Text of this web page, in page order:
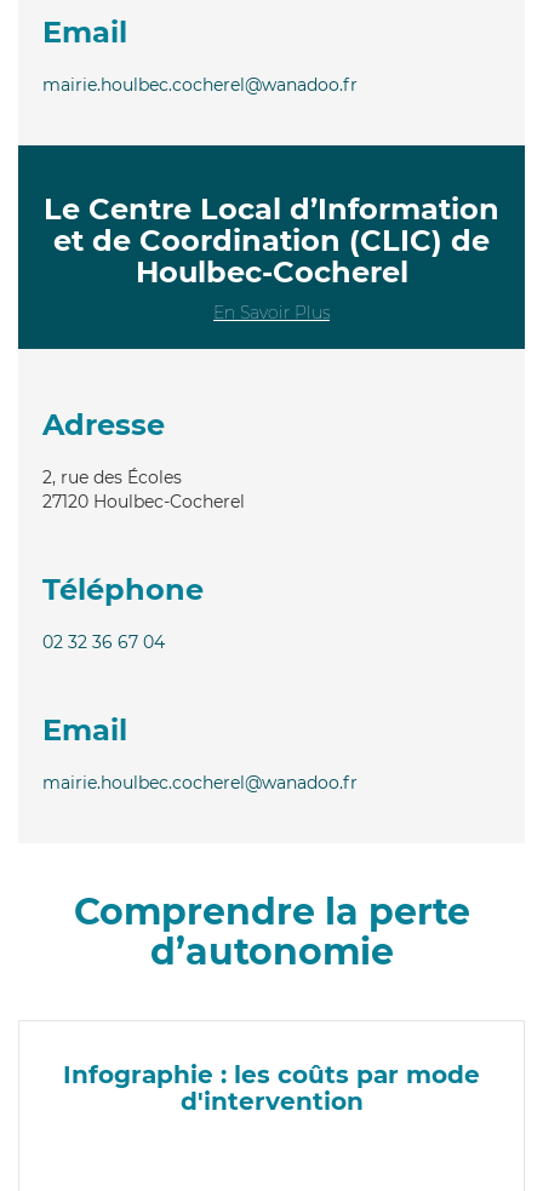
Email
mairie.houlbec.cocherel@wanadoo.fr
Le Centre Local d’Information
et de Coordination (CLIC) de
Houlbec-Cocherel
En Savoir Plus
Adresse
2, rue des Écoles
27120 Houlbec-Cocherel
Téléphone
02 32 36 67 04
Email
mairie.houlbec.cocherel@wanadoo.fr
Comprendre la perte
d’autonomie
Infographie : les coûts par mode
d'intervention